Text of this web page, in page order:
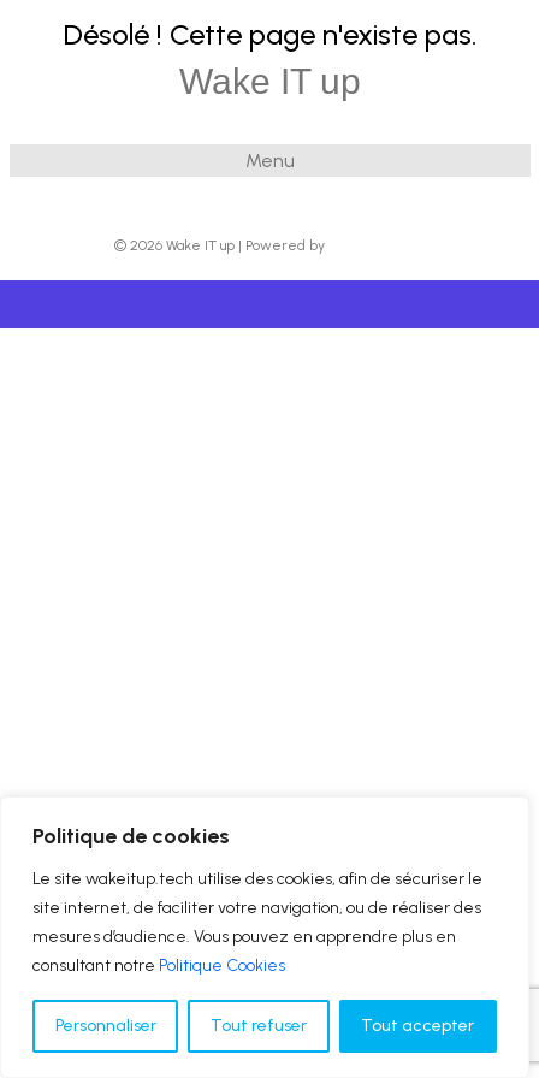
Politique de cookies
Le site wakeitup.tech utilise des cookies, afin de sécuriser le
site internet, de faciliter votre navigation, ou de réaliser des
mesures d’audience. Vous pouvez en apprendre plus en
consultant notre Politique Cookies
Personnaliser Tout refuser Tout accepter
Wake IT up
Menu
Désolé ! Cette page n'existe pas.
© 2026 Wake IT up | Powered by